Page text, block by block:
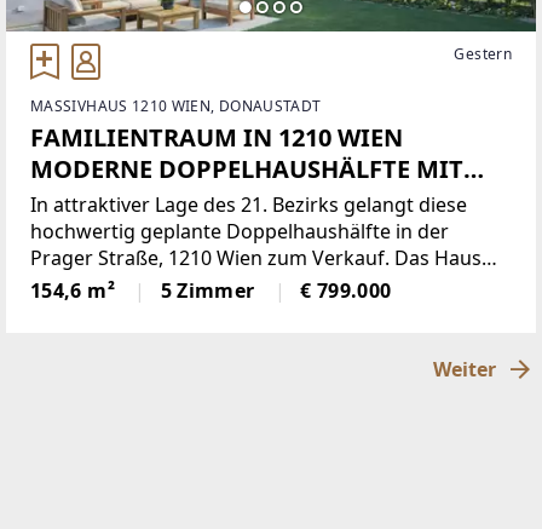
Gestern
MASSIVHAUS 1210 WIEN, DONAUSTADT
FAMILIENTRAUM IN 1210 WIEN
MODERNE DOPPELHAUSHÄLFTE MIT
GARTEN, 2 TERRASSEN & STELLPLATZ -
ERSTBEZUG
In attraktiver Lage des 21. Bezirks gelangt diese
hochwertig geplante Doppelhaushälfte in der
Prager Straße, 1210 Wien zum Verkauf. Das Haus
überzeugt durch eine durchdachte Raumaufteilung
über Keller-, Erd-, Ober- und Dachgeschoss,
154,6 m² 5 Zimmer € 799.000
Weiter